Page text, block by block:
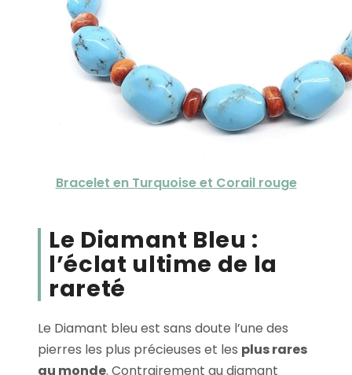
Bracelet en Turquoise et Corail rouge
Le Diamant Bleu :
l’éclat ultime de la
rareté
Le Diamant bleu est sans doute l’une des
pierres les plus précieuses et les plus rares
au monde. Contrairement au diamant